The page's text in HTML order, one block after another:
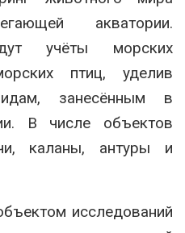
акватории.
учёты морских
птиц, уделив
занесённым в
В числе объектов
каланы, антуры и
исследований